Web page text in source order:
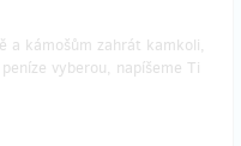
a kámošům zahrát kamkoli,
vyberou, napíšeme Ti